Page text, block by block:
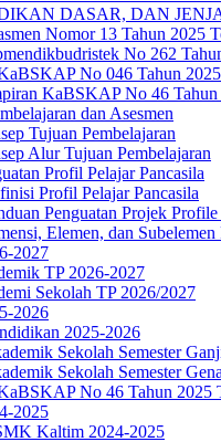
DASAR, DAN
Nomor 13 Tahun 2025
No 262
No 046 Tahun
KaBSKAP No 46 Tahun
dan Asesmen
Tujuan Pembelajaran
Alur Tujuan Pembelajaran
Profil Pelajar Pancasila
Profil Pelajar Pancasila
Penguatan Projek Profile
Elemen, dan
2027
TP 2026-2027
Sekolah TP 2026/2027
2026
2025-2026
Sekolah Semester
Sekolah Semester
No 46 Tahun 2025
2025
Kaltim 2024-2025